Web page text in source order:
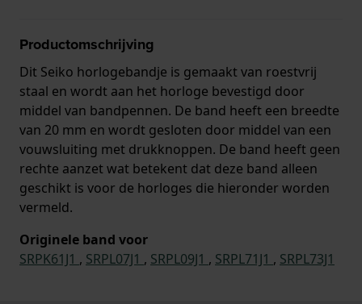
Productomschrijving
Dit Seiko horlogebandje is gemaakt van roestvrij
staal en wordt aan het horloge bevestigd door
middel van bandpennen. De band heeft een breedte
van 20 mm en wordt gesloten door middel van een
vouwsluiting met drukknoppen. De band heeft geen
rechte aanzet wat betekent dat deze band alleen
geschikt is voor de horloges die hieronder worden
vermeld.
Originele band voor
SRPK61J1 , SRPL07J1 , SRPL09J1 , SRPL71J1 , SRPL73J1